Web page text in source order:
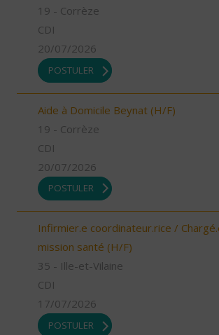
19 - Corrèze
CDI
20/07/2026
POSTULER
Aide à Domicile Beynat (H/F)
19 - Corrèze
CDI
20/07/2026
POSTULER
Infirmier.e coordinateur.rice /
mission santé (H/F)
35 - Ille-et-Vilaine
CDI
17/07/2026
POSTULER